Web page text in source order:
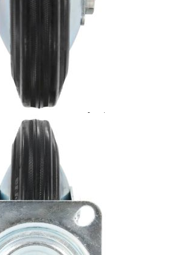
е с информационна цел.
количката си с бутона "Добави в
ще можете да изберете броя
всъщност NewPay плаща
Вас. Вие я получавате и
да я платите към тях:
момента на изпращане на
За покупки на стойност до
Заплащате 20% от стойността на
с карта. Останалата сума се
вноски без оскъпяване. За
до 1000 лв. / €511.31
Стойността на поръчката се
месечни вноски с оскъпяване. За
до 2000 лв. / €1022.61